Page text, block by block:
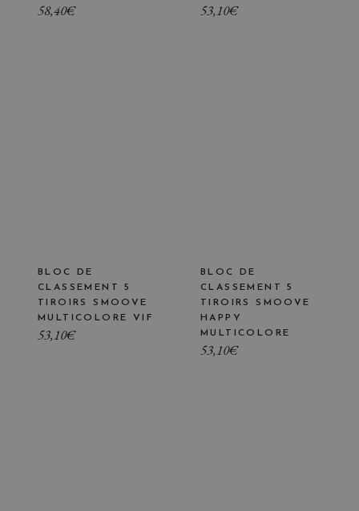
58,40€ 53,10€
BLOC DE
CLASSEMENT 5
TIROIRS SMOOVE
MULTICOLORE VIF
53,10€
BLOC DE
CLASSEMENT 5
TIROIRS SMOOVE
HAPPY
MULTICOLORE
53,10€